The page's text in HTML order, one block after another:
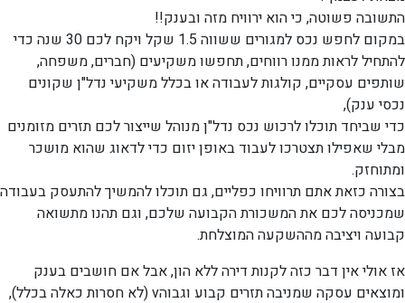
התשובה פשוטה, כי הוא ירוויח מזה ובענק!!
במקום לחפש נכס למגורים ששווה 1.5 שקל ויקח לכם 30 שנה כדי
להתחיל לראות ממנו רווחים, תחפשו משקיעים (חברים, משפחה,
שותפים עסקיים, קולגות לעבודה או בכלל משקיעי נדל"ן שקונים
נכסי ענק),
כדי שביחד תוכלו לרכוש נכס נדל"ן מנוהל שייצור לכם תזרים מזומנים
מבלי שאפילו תצטרכו לעבוד באופן יזום כדי לדאוג שהוא מושכר
ומתוחזק.
בצורה כזאת אתם תרוויחו כפליים, גם תוכלו להמשיך להתעסק בעבודה
שמכניסה לכם את המשכורת הקבועה שלכם, וגם תהנו מתשואה
קבועה ויציבה מההשקעה המוצלחת.
אז אולי אין דבר כזה לקנות דירה ללא הון, אבל אם חושבים בענק
ומוצאים עסקה שמניבה תזרים קבוע וגבוהv (לא חסרות כאלה בכלל),